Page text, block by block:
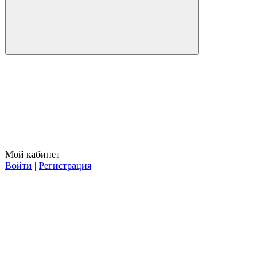
Мой кабинет
Войти | Регистрация